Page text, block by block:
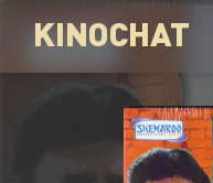
KINOCHAT
Авторизация